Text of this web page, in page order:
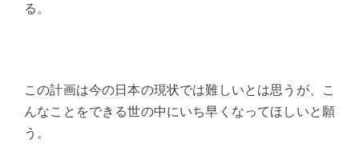
る。
この計画は今の日本の現状では難しいとは思うが、こ
んなことをできる世の中にいち早くなってほしいと願
う。